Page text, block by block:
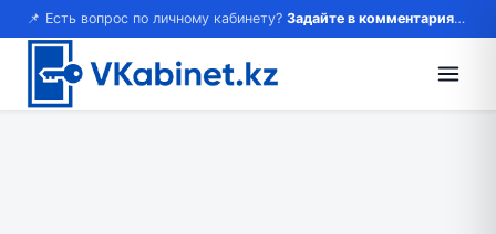
📌 Есть вопрос по личному кабинету? Задайте в комментариях — ответим!